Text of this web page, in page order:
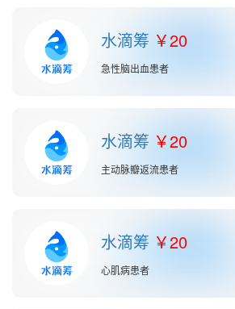
水滴筹 20
急性脑出血患者
水滴筹 20
主动脉瓣返流患者
水滴筹 20
心肌病患者